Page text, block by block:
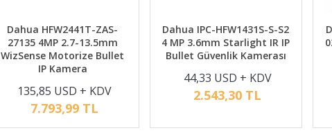
Dahua HFW2441T-ZAS-
27135 4MP 2.7-13.5mm
WizSense Motorize Bullet
IP Kamera
135,85 USD + KDV
7.793,99 TL
Dahua IPC-HFW1431S-S-S2
4 MP 3.6mm Starlight IR IP
Bullet Güvenlik Kamerası
44,33 USD + KDV
2.543,30 TL